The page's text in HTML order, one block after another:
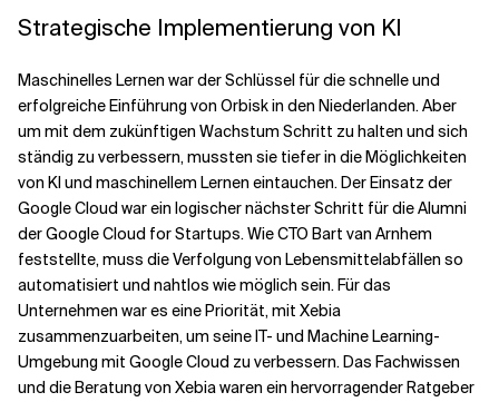
Strategische Implementierung von KI
Maschinelles Lernen war der Schlüssel für die schnelle und
erfolgreiche Einführung von Orbisk in den Niederlanden. Aber
um mit dem zukünftigen Wachstum Schritt zu halten und sich
ständig zu verbessern, mussten sie tiefer in die Möglichkeiten
von KI und maschinellem Lernen eintauchen. Der Einsatz der
Google Cloud war ein logischer nächster Schritt für die Alumni
der Google Cloud for Startups. Wie CTO Bart van Arnhem
feststellte, muss die Verfolgung von Lebensmittelabfällen so
automatisiert und nahtlos wie möglich sein. Für das
Unternehmen war es eine Priorität, mit Xebia
zusammenzuarbeiten, um seine IT- und Machine Learning-
Umgebung mit Google Cloud zu verbessern. Das Fachwissen
und die Beratung von Xebia waren ein hervorragender Ratgeber